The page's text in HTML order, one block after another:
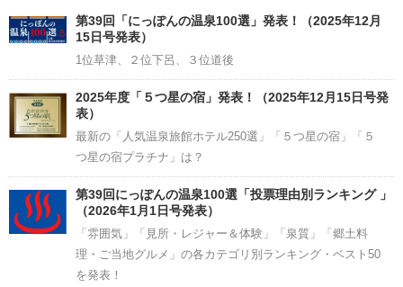
Channel
第39回「にっぽんの温泉100選」発表！（2025年12月
15日号発表）
1位草津、２位下呂、３位道後
2025年度「５つ星の宿」発表！（2025年12月15日号発
表）
最新の「人気温泉旅館ホテル250選」「５つ星の宿」「５
つ星の宿プラチナ」は？
第39回にっぽんの温泉100選「投票理由別ランキング 」
（2026年1月1日号発表）
「雰囲気」「見所・レジャー＆体験」「泉質」「郷土料
理・ご当地グルメ」の各カテゴリ別ランキング・ベスト50
を発表！